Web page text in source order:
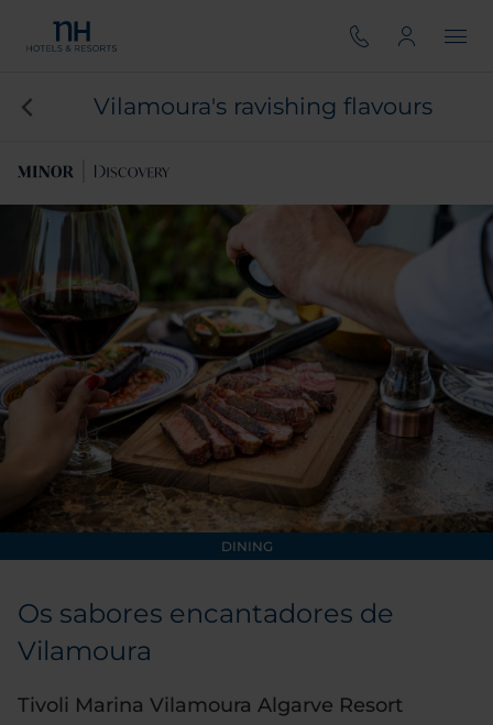
Vilamoura's ravishing flavours
DINING
Os sabores encantadores de
Vilamoura
Tivoli Marina Vilamoura Algarve Resort